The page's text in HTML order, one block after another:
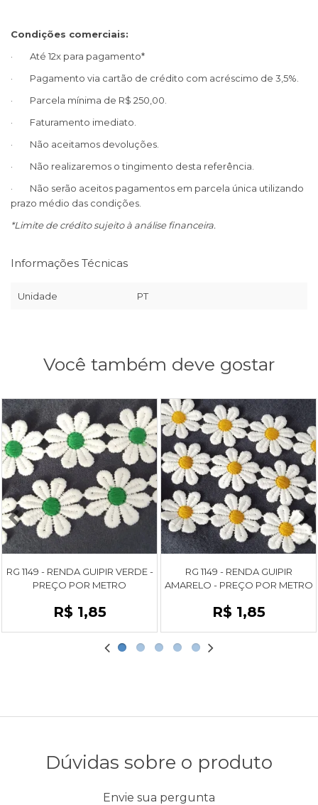
Condições comerciais:
· Até 12x para pagamento*
· Pagamento via cartão de crédito com acréscimo de 3,5%.
· Parcela mínima de R$ 250,00.
· Faturamento imediato.
· Não aceitamos devoluções.
· Não realizaremos o tingimento desta referência.
· Não serão aceitos pagamentos em parcela única utilizando
prazo médio das condições.
*Limite de crédito sujeito à análise financeira.
Informações Técnicas
Unidade PT
Você também deve gostar
RG 1149 - RENDA GUIPIR VERDE -
PREÇO POR METRO
R$ 1,85
RG 1149 - RENDA GUIPIR
AMARELO - PREÇO POR METRO
R$ 1,85
Dúvidas sobre o produto
Envie sua pergunta